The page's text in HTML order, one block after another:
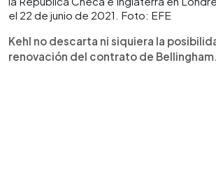
el 22 de junio de 2021. Foto: EFE
Kehl no descarta ni siquiera la
renovación del contrato de Bellingham.